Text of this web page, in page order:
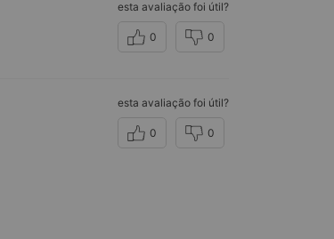
esta avaliação foi útil?
0 0
esta avaliação foi útil?
0 0